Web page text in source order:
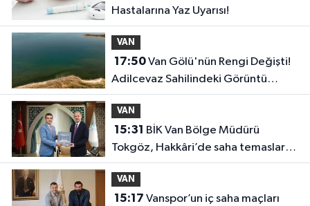
Hastalarına Yaz Uyarısı!
VAN
17:50Van Gölü'nün Rengi Değişti!
Adilcevaz Sahilindeki Görüntü
Dikkat Çekti
VAN
15:31
Tokgöz, Hakkâri’de saha temaslarını
sürdürdü
VAN
15:17